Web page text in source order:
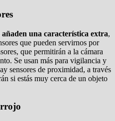
añaden una característica extra,
que pueden servirnos por
que permitirán a la cámara
Se usan más para vigilancia y
sensores de proximidad, a través
si estás muy cerca de un objeto